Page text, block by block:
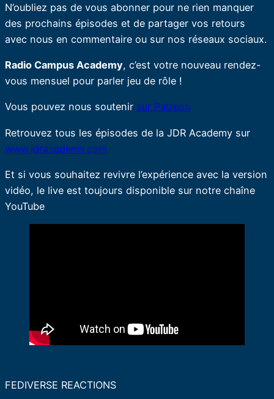
N’oubliez pas de vous abonner pour ne rien manquer
des prochains épisodes et de partager vos retours
avec nous en commentaire ou sur nos réseaux sociaux.
Radio Campus Academy, c’est votre nouveau rendez-
vous mensuel pour parler jeu de rôle !
Vous pouvez nous soutenir sur Patreon
Retrouvez tous les épisodes de la JDR Academy sur
www.jdracademy.com
Et si vous souhaitez revivre l’expérience avec la version
vidéo, le live est toujours disponible sur notre chaîne
YouTube
FEDIVERSE REACTIONS